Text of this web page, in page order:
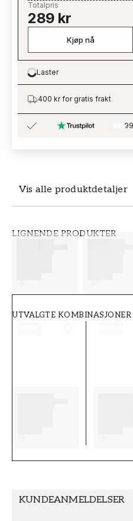
Vis alle produktdetaljer
LIGNENDE PRODUKTER
UTVALGTE KOMBINASJONER
Totalpris
289 kr
Kjøp nå
Loading…
Laster
400 kr for gratis frakt
KUNDEANMELDELSER